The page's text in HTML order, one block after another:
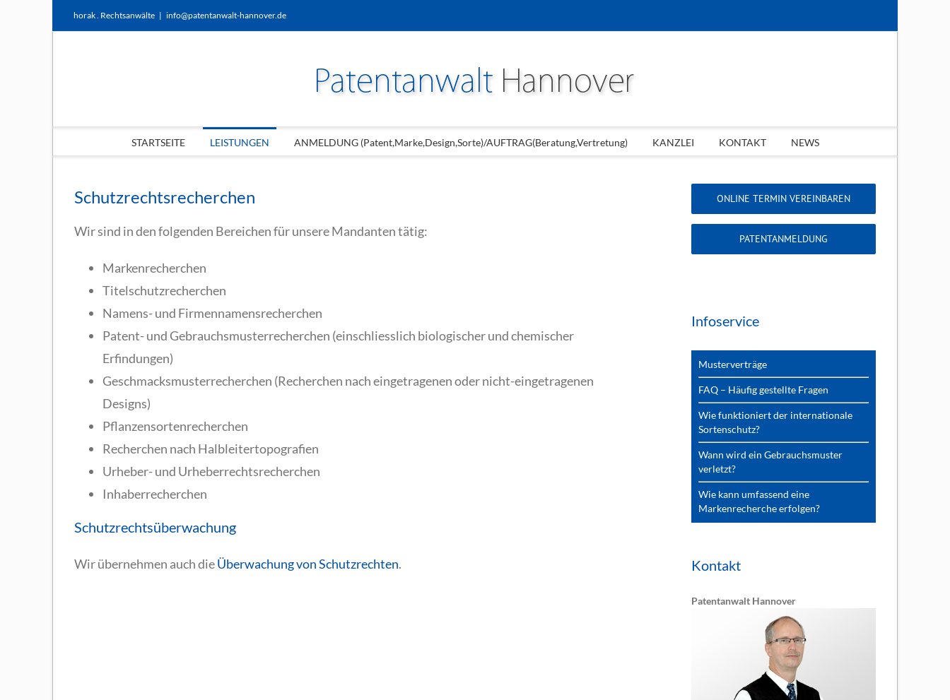
horak . Rechtsanwälte | info@patentanwalt-hannover.de
STARTSEITE LEISTUNGEN ANMELDUNG (Patent,Marke,Design,Sorte)/AUFTRAG(Beratung,Vertretung) KANZLEI KONTAKT NEWS
Schutzrechtsrecherchen
Wir sind in den folgenden Bereichen für unsere Mandanten tätig:
Markenrecherchen
Titelschutzrecherchen
Namens- und Firmennamensrecherchen
Patent- und Gebrauchsmusterrecherchen (einschliesslich biologischer und chemischer
Erfindungen)
Geschmacksmusterrecherchen (Recherchen nach eingetragenen oder nicht-eingetragenen
Designs)
Pflanzensortenrecherchen
Recherchen nach Halbleitertopografien
Urheber- und Urheberrechtsrecherchen
Inhaberrecherchen
Schutzrechtsüberwachung
Wir übernehmen auch dieÜberwachung von Schutzrechten.
ONLINE TERMIN VEREINBAREN
PATENTANMELDUNG
Infoservice
Musterverträge
FAQ – Häufig gestellte Fragen
Wie funktioniert der internationale
Sortenschutz?
Wann wird ein Gebrauchsmuster
verletzt?
Wie kann umfassend eine
Markenrecherche erfolgen?
Kontakt
Patentanwalt Hannover